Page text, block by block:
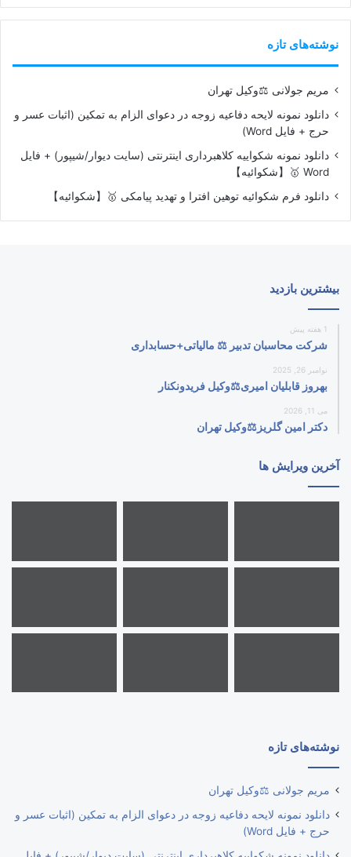
نوشته‌های تازه
مریم جولانی ⚖️وکیل تهران
دانلود نمونه لایحه دفاعیه زوجه در دعوای الزام به تمکین (اثبات عسر و
حرج + فایل Word)
دانلود نمونه شکواییه کلاهبرداری اینترنتی (سایت دیوار/شیپور) + فایل
Word 🥇【شکوائیه】
دانلود فرم شکوائیه توهین افترا و تهدید پیامکی 🥇【شکوائیه】
بیشترین بازدید
1 هفته پیش
شرکت محاسبان تدبیر ⚖️ مالیاتی+حسابداری
نوامبر 26, 2025
بهروز قابلیان امیری⚖️وکیل فریدونکنار
می 11, 2026
دکتر امین گلریز⚖️وکیل تهران
آخرین ویرایش ها
نوشته‌های تازه
مریم جولانی ⚖️وکیل تهران
دانلود نمونه لایحه دفاعیه زوجه در دعوای الزام به تمکین (اثبات عسر و
حرج + فایل Word)